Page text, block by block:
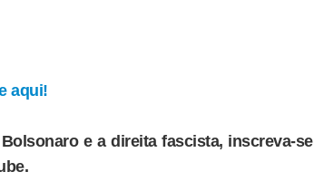
aqui!
e a direita fascista, inscreva-se